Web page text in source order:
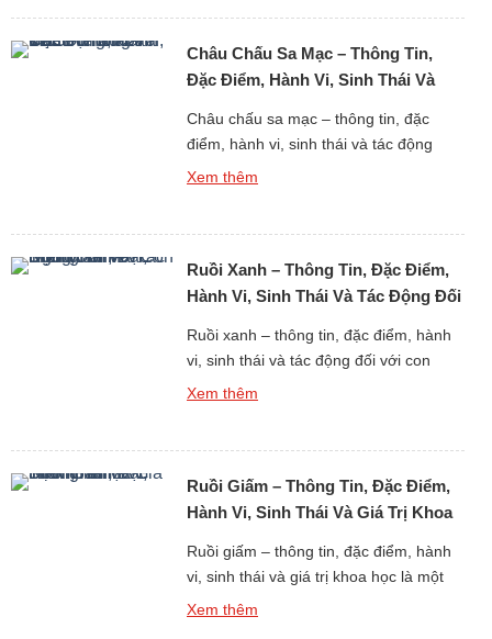
chấu tre […]
Châu Chấu Sa Mạc – Thông Tin,
Đặc Điểm, Hành Vi, Sinh Thái Và
Châu chấu sa mạc – thông tin, đặc
điểm, hành vi, sinh thái và tác động
toàn cầu là một trong những chủ đề
loài người. Châu chấu sa mạc không
[…]
Xem thêm
Ruồi Xanh – Thông Tin, Đặc Điểm,
Hành Vi, Sinh Thái Và Tác Động Đối
Ruồi xanh – thông tin, đặc điểm, hành
vi, sinh thái và tác động đối với con
người là một chủ đề tiêu biểu khi
loài ruồi dễ nhận biết nhất nhờ […]
Xem thêm
Ruồi Giấm – Thông Tin, Đặc Điểm,
Hành Vi, Sinh Thái Và Giá Trị Khoa
Ruồi giấm – thông tin, đặc điểm, hành
vi, sinh thái và giá trị khoa học là một
trong những chủ đề quan trọng bậc
Xem thêm